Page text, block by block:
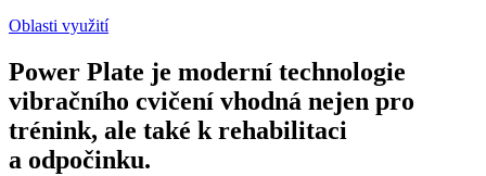
Oblasti využití
Power Plate je moderní technologie
vibračního cvičení vhodná nejen pro
trénink, ale také k rehabilitaci
a odpočinku.